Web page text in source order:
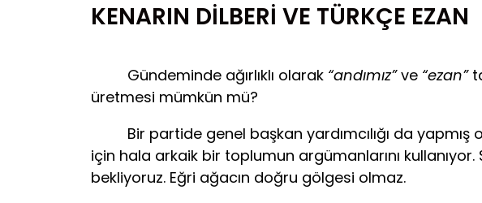
KENARIN DİLBERİ VE TÜRKÇE EZAN
Gündeminde ağırlıklı olarak “andımız”ve “ezan”
üretmesi mümkün mü?
Bir partide genel başkan yardımcılığı da yapmış
için hala arkaik bir toplumun argümanlarını
bekliyoruz. Eğri ağacın doğru gölgesi olmaz.